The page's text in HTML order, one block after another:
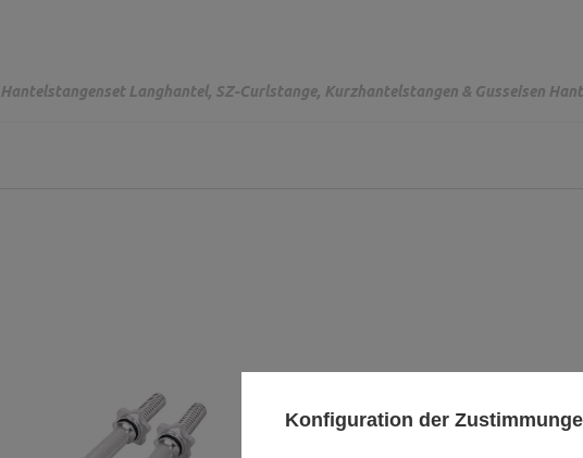
Hantelstangenset Langhantel, SZ-Curlstange, Kurzhantelstangen & Gusseisen
Konfiguration der